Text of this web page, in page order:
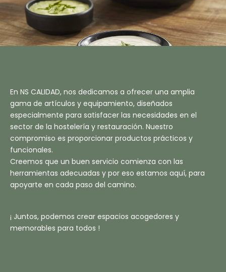
En NS CALIDAD, nos dedicamos a ofrecer una amplia
gama de artículos y equipamiento, diseñados
especialmente para satisfacer las necesidades en el
sector de la hostelería y restauración. Nuestro
compromiso es proporcionar productos prácticos y
funcionales.
Creemos que un buen servicio comienza con las
herramientas adecuadas y por eso estamos aquí, para
apoyarte en cada paso del camino.
¡ Juntos, podemos crear espacios acogedores y
memorables para todos !